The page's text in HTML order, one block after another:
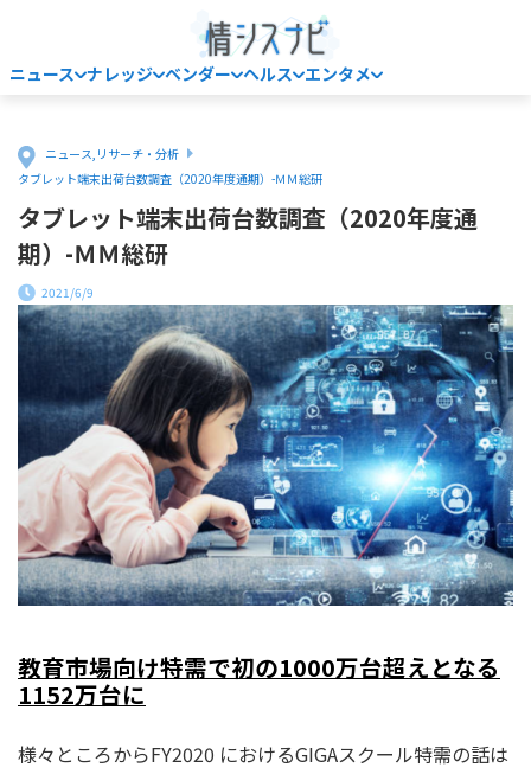
ニュース ナレッジ ベンダー ヘルス エンタメ
Home
ニュース リサーチ・分析
タブレット端末出荷台数調査（2020年度通期）-ＭＭ総研
タブレット端末出荷台数調査（2020年度通
期）-ＭＭ総研
2021/6/9
教育市場向け特需で初の1000万台超えとなる
1152万台に
様々ところからFY2020 におけるGIGAスクール特需の話は